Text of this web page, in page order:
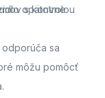
opätovne
s kontrolou
sa
môžu pomôcť